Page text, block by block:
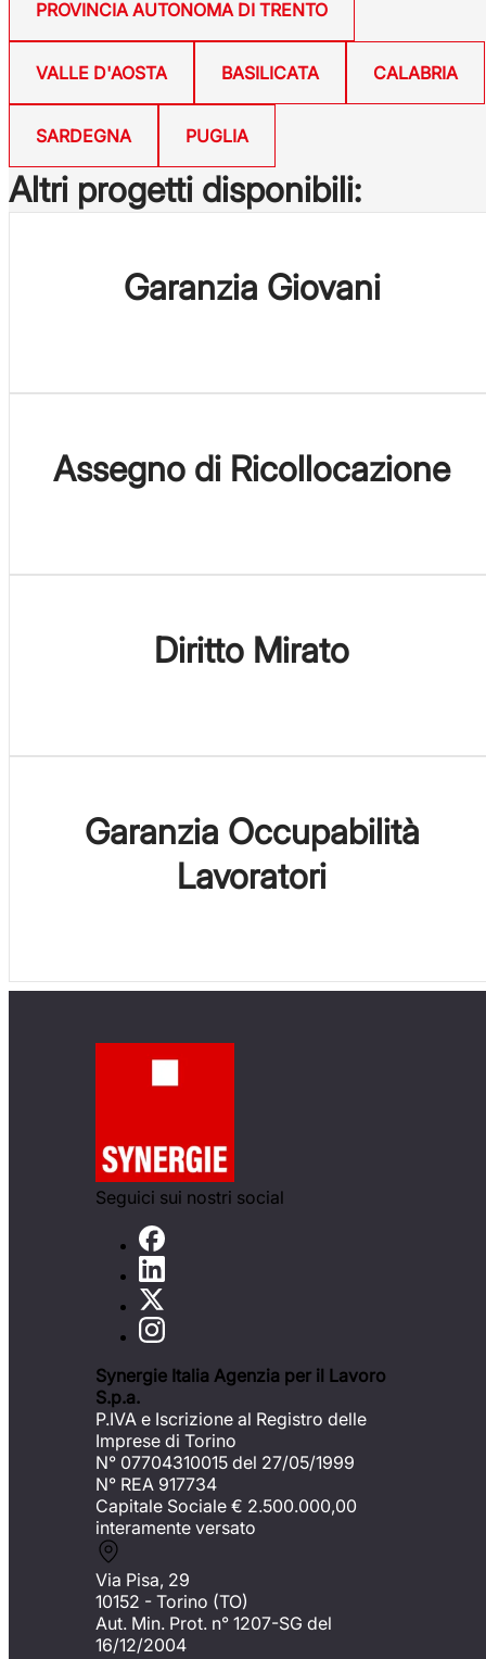
PROVINCIA AUTONOMA DI TRENTO
VALLE D'AOSTA BASILICATA CALABRIA
SARDEGNA PUGLIA
Altri progetti disponibili:
Garanzia Giovani
Assegno di Ricollocazione
Diritto Mirato
Garanzia Occupabilità
Lavoratori
Seguici sui nostri social
Synergie Italia Agenzia per il Lavoro
S.p.a.
P.IVA e Iscrizione al Registro delle
Imprese di Torino
N° 07704310015 del 27/05/1999
N° REA 917734
Capitale Sociale € 2.500.000,00
interamente versato
Via Pisa, 29
10152 - Torino (TO)
Aut. Min. Prot. n° 1207-SG del
16/12/2004